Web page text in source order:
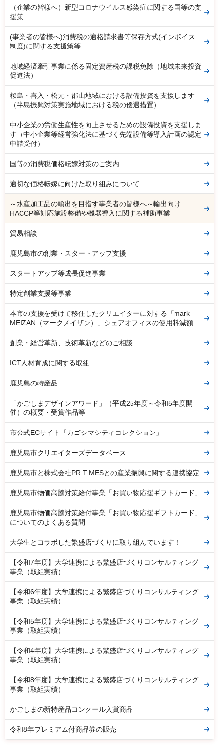
（企業の皆様へ）新型コロナウイルス感染症に関する国等の支
援策
(事業者の皆様へ)消費税の適格請求書等保存方式(インボイス
制度)に関する支援策等
地域経済牽引事業に係る固定資産税の課税免除（地域未来投資
促進法）
桜島・喜入・松元・郡山地域における設備投資を支援します
（半島振興対策実施地域における税の優遇措置）
中小企業の労働生産性を向上させるための設備投資を支援しま
す（中小企業等経営強化法に基づく先端設備等導入計画の認定
申請受付）
国等の消費税価格転嫁対策のご案内
適切な価格転嫁に向けた取り組みについて
～水産加工品の輸出を目指す事業者の皆様へ～輸出向け
HACCP等対応施設整備や機器導入に関する補助事業
貿易相談
鹿児島市の創業・スタートアップ支援
スタートアップ等成長促進事業
特定創業支援等事業
本市の支援を受けて移住したクリエイターに対する「mark
MEIZAN（マークメイザン）」シェアオフィスの使用料減額
創業・経営革新、技術革新などのご相談
ICT人材育成に関する取組
鹿児島の特産品
「かごしまデザインアワード」（平成25年度～令和5年度開
催）の概要・受賞作品等
市公式ECサイト「カゴシマシティコレクション」
鹿児島市クリエイターズデータベース
鹿児島市と株式会社PR TIMESとの産業振興に関する連携協定
鹿児島市物価高騰対策給付事業「お買い物応援ギフトカード」
鹿児島市物価高騰対策給付事業「お買い物応援ギフトカード」
についてのよくある質問
大学生とコラボした繁盛店づくりに取り組んでいます！
【令和7年度】大学連携による繁盛店づくりコンサルティング
事業（取組実績）
【令和6年度】大学連携による繁盛店づくりコンサルティング
事業（取組実績）
【令和5年度】大学連携による繁盛店づくりコンサルティング
事業（取組実績）
【令和4年度】大学連携による繁盛店づくりコンサルティング
事業（取組実績）
【令和8年度】大学連携による繁盛店づくりコンサルティング
事業（取組実績）
かごしまの新特産品コンクール入賞商品
令和8年プレミアム付商品券の販売